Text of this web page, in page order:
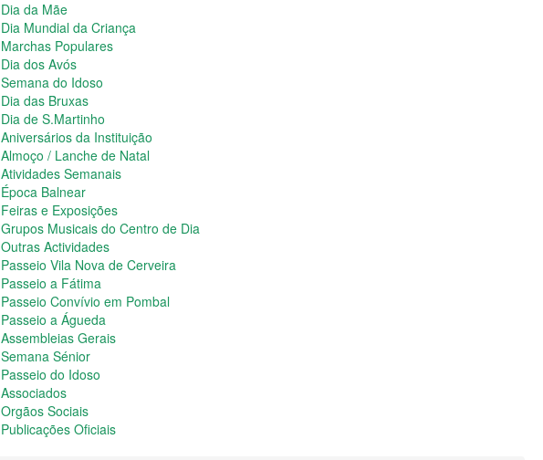
Dia da Mãe
Dia Mundial da Criança
Marchas Populares
Dia dos Avós
Semana do Idoso
Dia das Bruxas
Dia de S.Martinho
Aniversários da Instituição
Almoço / Lanche de Natal
Atividades Semanais
Época Balnear
Feiras e Exposições
Grupos Musicais do Centro de Dia
Outras Actividades
Passeio Vila Nova de Cerveira
Passeio a Fátima
Passeio Convívio em Pombal
Passeio a Águeda
Assembleias Gerais
Semana Sénior
Passeio do Idoso
Associados
Orgãos Sociais
Publicações Oficiais